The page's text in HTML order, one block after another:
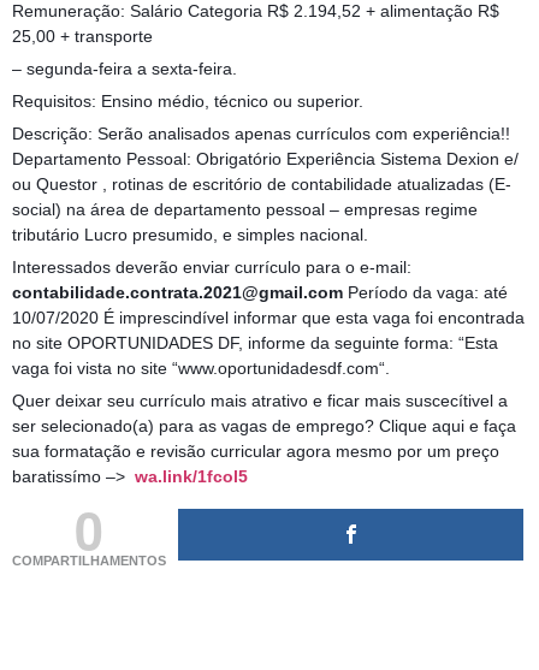
Remuneração: Salário Categoria R$ 2.194,52 + alimentação R$
25,00 + transporte
– segunda-feira a sexta-feira.
Requisitos: Ensino médio, técnico ou superior.
Descrição: Serão analisados apenas currículos com experiência!!
Departamento Pessoal: Obrigatório Experiência Sistema Dexion e/
ou Questor , rotinas de escritório de contabilidade atualizadas (E-
social) na área de departamento pessoal – empresas regime
tributário Lucro presumido, e simples nacional.
Interessados deverão enviar currículo para o e-mail:
contabilidade.contrata.2021@gmail.com Período da vaga: até
10/07/2020 É imprescindível informar que esta vaga foi encontrada
no site OPORTUNIDADES DF, informe da seguinte forma: “Esta
vaga foi vista no site “www.oportunidadesdf.com“.
Quer deixar seu currículo mais atrativo e ficar mais suscecítivel a
ser selecionado(a) para as vagas de emprego? Clique aqui e faça
sua formatação e revisão curricular agora mesmo por um preço
baratissímo –> wa.link/1fcol5
0
COMPARTILHAMENTOS